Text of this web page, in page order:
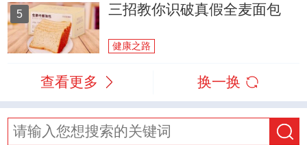
5 三招教你识破真假全麦面包
健康之路
查看更多 换一换